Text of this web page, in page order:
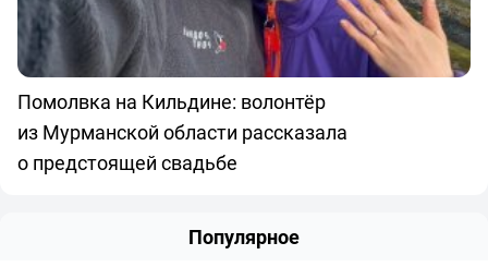
Помолвка на Кильдине: волонтёр
из Мурманской области рассказала
о предстоящей свадьбе
Популярное